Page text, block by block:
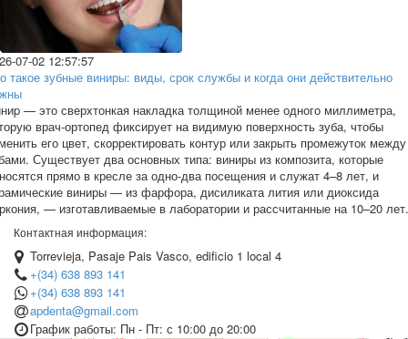
07-02 12:57:57
такое зубные виниры: виды, срок службы и когда они действительно
— это сверхтонкая накладка толщиной менее одного миллиметра,
врач-ортопед фиксирует на видимую поверхность зуба, чтобы
его цвет, скорректировать контур или закрыть промежуток между
Существует два основных типа: виниры из композита, которые
прямо в кресле за одно-два посещения и служат 4–8 лет, и
виниры — из фарфора, дисиликата лития или диоксида
— изготавливаемые в лаборатории и рассчитанные на 10–20 лет.
Контактная информация:
Torrevieja, Pasaje Pais Vasco, edificio 1 local 4
+(34) 638 893 141
+(34) 638 893 141
apdenta@gmail.com
График работы: Пн - Пт: с 10:00 до 20:00